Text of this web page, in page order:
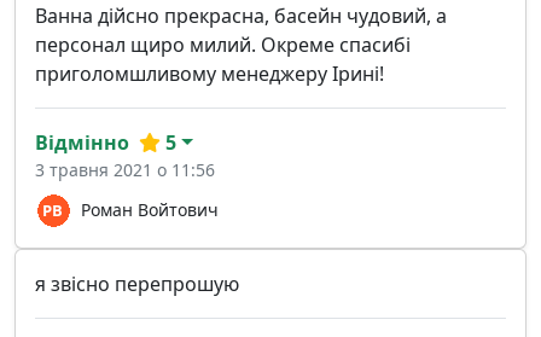
Ванна дійсно прекрасна, басейн чудовий, а
персонал щиро милий. Окреме спасибі
приголомшливому менеджеру Ірині!
Роман Войтович
Відмінно 5
3 травня 2021 о 11:56
я звісно перепрошую